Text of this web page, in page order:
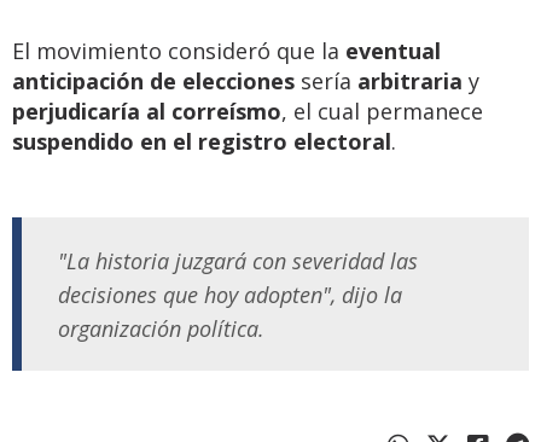
El movimiento consideró que la eventual
anticipación de elecciones sería arbitraria y
perjudicaría al correísmo, el cual permanece
suspendido en el registro electoral.
"La historia juzgará con severidad las
decisiones que hoy adopten", dijo la
organización política.